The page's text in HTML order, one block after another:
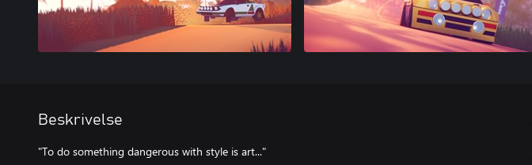
Beskrivelse
"To do something dangerous with style is art..."